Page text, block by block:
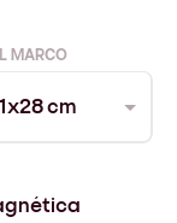
MARCO
cm